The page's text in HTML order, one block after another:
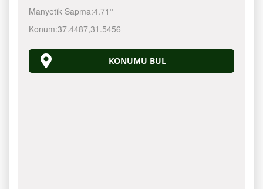
Manyetik Sapma:4.71°
Konum:37.4487,31.5456
KONUMU BUL